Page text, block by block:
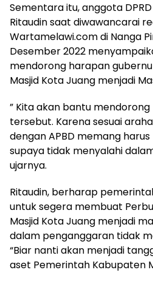
Sementara itu, anggota
Ritaudin saat diwawancarai
Wartamelawi.com di Nanga
Desember 2022
mendorong harapan
Masjid Kota Juang menjadi
” Kita akan bantu
tersebut. Karena sesuai
dengan APBD memang
supaya tidak menyalahi
ujarnya.
Ritaudin, berharap
untuk segera membuat
Masjid Kota Juang menjadi
dalam penganggaran tidak
“Biar nanti akan menjadi
aset Pemerintah Kabupaten